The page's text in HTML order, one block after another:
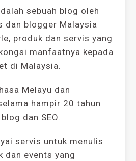
sebuah blog oleh
dan blogger Malaysia
produk dan servis yang
manfaatnya kepada
di Malaysia.
Melayu dan
hampir 20 tahun
dan SEO.
servis untuk menulis
dan events yang